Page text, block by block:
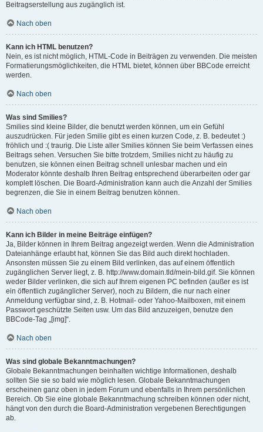
Beitragserstellung aus zugänglich ist.
Nach oben
Kann ich HTML benutzen?
Nein, es ist nicht möglich, HTML-Code in Beiträgen zu verwenden. Die meisten
Formatierungsmöglichkeiten, die HTML bietet, können über BBCode erreicht
werden.
Nach oben
Was sind Smilies?
Smilies sind kleine Bilder, die benutzt werden können, um ein Gefühl
auszudrücken. Für jeden Smilie gibt es einen kurzen Code, z. B. bedeutet :)
fröhlich und :( traurig. Die Liste aller Smilies können Sie beim Verfassen eines
Beitrags sehen. Versuchen Sie bitte trotzdem, Smilies nicht zu häufig zu
benutzen, sie können einen Beitrag schnell unlesbar machen und ein
Moderator könnte deshalb Ihren Beitrag entsprechend überarbeiten oder gar
komplett löschen. Die Board-Administration kann auch die Anzahl der Smilies
begrenzen, die Sie in einem Beitrag benutzen können.
Nach oben
Kann ich Bilder in meine Beiträge einfügen?
Ja, Bilder können in Ihrem Beitrag angezeigt werden. Wenn die Administration
Dateianhänge erlaubt hat, können Sie das Bild auch direkt hochladen.
Ansonsten müssen Sie zu einem Bild verlinken, das auf einem öffentlich
zugänglichen Server liegt, z. B. http://www.domain.tld/mein-bild.gif. Sie können
weder Bilder verlinken, die sich auf Ihrem eigenen PC befinden (außer es ist
ein öffentlich zugänglicher Server), noch zu Bildern, die nur nach einer
Anmeldung verfügbar sind, z. B. Hotmail- oder Yahoo-Mailboxen, mit einem
Passwort geschützte Seiten usw. Um das Bild anzuzeigen, benutze den
BBCode-Tag „[img]“.
Nach oben
Was sind globale Bekanntmachungen?
Globale Bekanntmachungen beinhalten wichtige Informationen, deshalb
sollten Sie sie so bald wie möglich lesen. Globale Bekanntmachungen
erscheinen ganz oben in jedem Forum und ebenfalls in Ihrem persönlichen
Bereich. Ob Sie eine globale Bekanntmachung schreiben können oder nicht,
hängt von den durch die Board-Administration vergebenen Berechtigungen
ab.